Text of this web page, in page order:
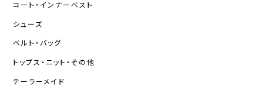
コート・インナーベスト
シューズ
ベルト・バッグ
トップス・ニット・その他
テーラーメイド